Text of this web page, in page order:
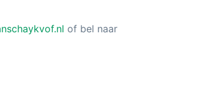
of bel naar